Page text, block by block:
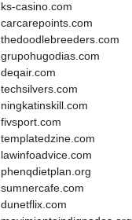
ks-casino.com
carcarepoints.com
thedoodlebreeders.com
grupohugodias.com
deqair.com
techsilvers.com
ningkatinskill.com
fivsport.com
templatedzine.com
lawinfoadvice.com
phenqdietplan.org
sumnercafe.com
dunetflix.com